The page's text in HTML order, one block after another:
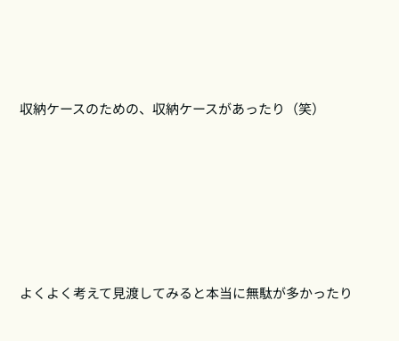
収納ケースのための、収納ケースがあったり（笑）
よくよく考えて見渡してみると本当に無駄が多かったり